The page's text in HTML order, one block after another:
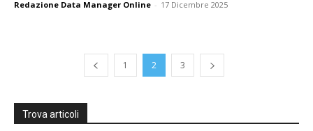
Redazione Data Manager Online - 17 Dicembre 2025
1 2 3
Trova articoli